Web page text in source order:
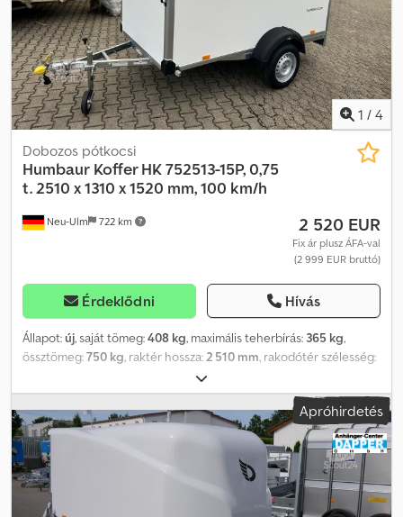
1 / 4
Neu-Ulm 722 km
Dobozos pótkocsi
Humbaur Koffer HK 752513-15P, 0,75
t. 2510 x 1310 x 1520 mm, 100 km/h
2 520 EUR
Fix ár plusz ÁFA-val
(2 999 EUR bruttó)
Érdeklődni Hívás
Állapot:új, saját tömeg:408 kg, maximális teherbírás: 365 kg,
össztömeg:750 kg , raktér hossza: 2 510 mm , rakodótér szélesség:
1 520 mm
szín:fehér, építési magasság:2 080 mm, munkaszélesség:1 760
mm, Gyártó: Humbaur Típus: Koffer utánfutó, alacsony rakterű, HK
752513-15P Engedélyezett össztömeg: 750 kg, féktelen Hasznos
teher: 365 kg Üres tömeg: 385 kg Raktere méretei: 2510 x 1320 x
1520 mm Csdpfx Ahefka Ils Djrf Gumiabroncsok: 13 hüvelyk
Rakfelmagasság: 500 mm, beleértve a 100 km/h-s engedélyt - V
alakú vonófej - Forró cinkbevonattal kezelt - 13 pólusú csatlakozó
Apróhirdetés